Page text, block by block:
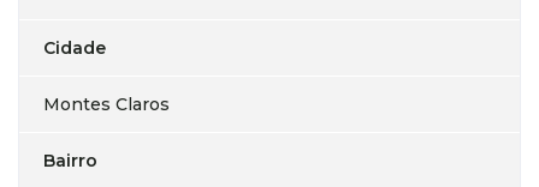
Cidade
Montes Claros
Bairro